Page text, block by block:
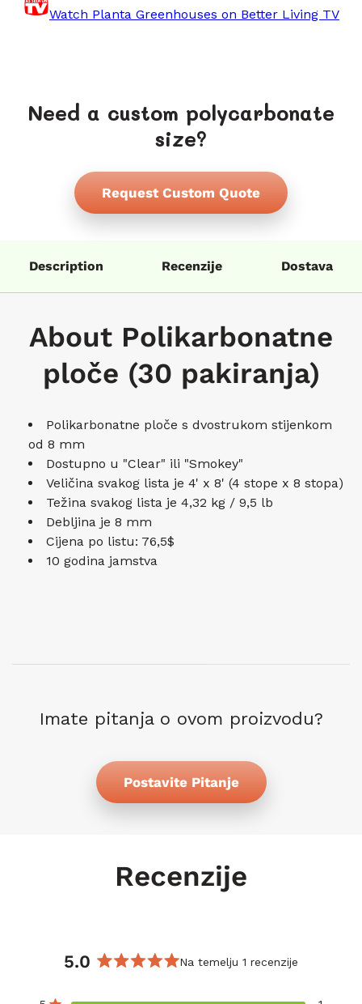
Watch Planta Greenhouses on Better Living TV
Need a custom polycarbonate
size?
Request Custom Quote
Description Recenzije Dostava
About Polikarbonatne
ploče (30 pakiranja)
Polikarbonatne ploče s dvostrukom stijenkom
od 8 mm
Dostupno u "Clear" ili "Smokey"
Veličina svakog lista je 4' x 8' (4 stope x 8 stopa)
Težina svakog lista je 4,32 kg / 9,5 lb
Debljina je 8 mm
Cijena po listu: 76,5$
10 godina jamstva
Imate pitanja o ovom proizvodu?
Postavite Pitanje
Recenzije
5.0
s
Na temelju 1 recenzije